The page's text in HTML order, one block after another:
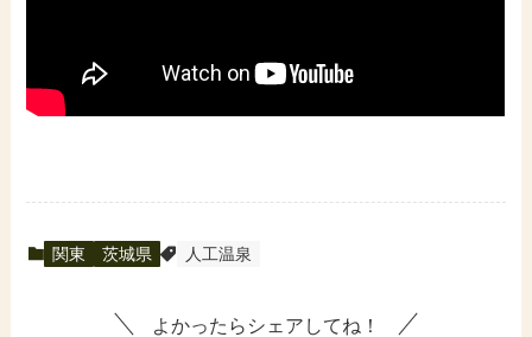
関東 茨城県 人工温泉
よかったらシェアしてね！